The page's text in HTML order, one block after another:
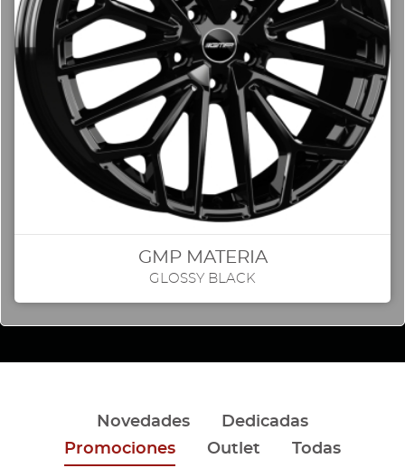
GMP MATERIA
GLOSSY BLACK
Novedades
Dedicadas
Promociones
Outlet Todas